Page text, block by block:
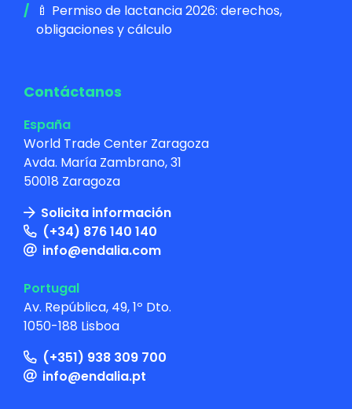
🍼 Permiso de lactancia 2026: derechos,
obligaciones y cálculo
Contáctanos
España
World Trade Center Zaragoza
Avda. María Zambrano, 31
50018 Zaragoza
Solicita información
(+34) 876 140 140
info@endalia.com
Portugal
Av. República, 49, 1º Dto.
1050-188 Lisboa
(+351) 938 309 700
info@endalia.pt